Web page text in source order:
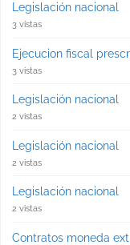
Legislación nacional
3 vistas
Ejecucion fiscal
3 vistas
Legislación nacional
2 vistas
Legislación nacional
2 vistas
Legislación nacional
2 vistas
Contratos moneda